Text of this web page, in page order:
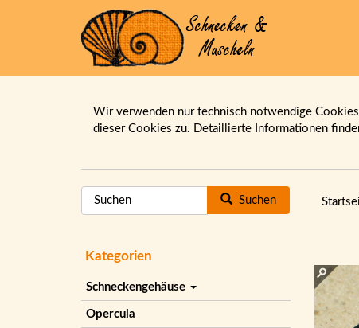
Wir verwenden nur technisch notwendige
dieser Cookies zu. Detaillierte Informationen
Suchen
Kategorien
Schneckengehäuse
Opercula